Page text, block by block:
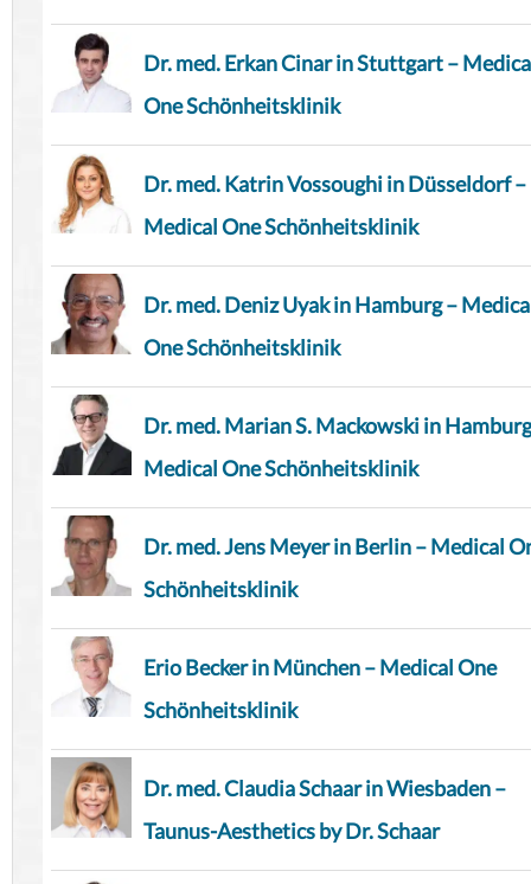
Dr. med. Erkan Cinar in Stuttgart –
One Schönheitsklinik
Dr. med. Katrin Vossoughi in Düsseldorf –
Medical One Schönheitsklinik
Dr. med. Deniz Uyak in Hamburg –
One Schönheitsklinik
Dr. med. Marian S. Mackowski in
Medical One Schönheitsklinik
Dr. med. Jens Meyer in Berlin – Medical
Schönheitsklinik
Erio Becker in München – Medical One
Schönheitsklinik
Dr. med. Claudia Schaar in Wiesbaden –
Taunus-Aesthetics by Dr. Schaar